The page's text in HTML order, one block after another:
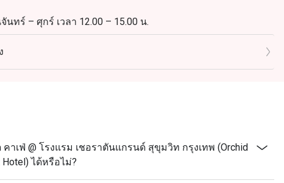
ทร์ – ศุกร์ เวลา 12.00 – 15.00 น.
ท่าน
ร์ เวลา 12.00 – 15.00 น.
ท่าน
อท่าน
เฟ่ @ โรงแรม เชอราตันแกรนด์ สุขุมวิท กรุงเทพ (Orchid
Hotel) ได้หรือไม่?